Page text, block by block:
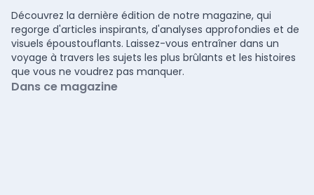
Découvrez la dernière édition de notre magazine, qui
regorge d'articles inspirants, d'analyses approfondies et de
visuels époustouflants. Laissez-vous entraîner dans un
voyage à travers les sujets les plus brûlants et les histoires
que vous ne voudrez pas manquer.
Dans ce magazine